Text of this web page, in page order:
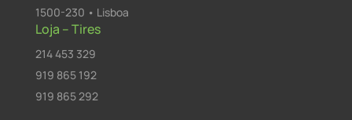
1500-230 • Lisboa
Loja – Tires
214 453 329
919 865 192
919 865 292